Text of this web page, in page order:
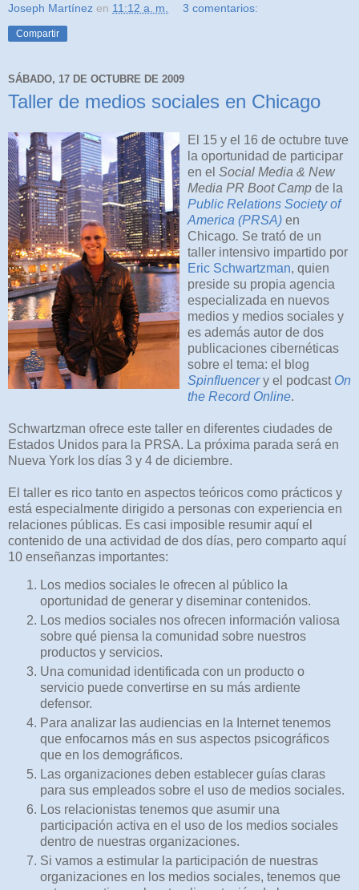
Joseph Martínez en 11:12 a. m. 3 comentarios:
Compartir
SÁBADO, 17 DE OCTUBRE DE 2009
Taller de medios sociales en Chicago
El 15 y el 16 de octubre tuve
la oportunidad de participar
en el Social Media & New
Media PR Boot Camp de la
Public Relations Society of
America (PRSA) en
Chicago. Se trató de un
taller intensivo impartido por
Eric Schwartzman, quien
preside su propia agencia
especializada en nuevos
medios y medios sociales y
es además autor de dos
publicaciones cibernéticas
sobre el tema: el blog
Spinfluencery el podcast On
the Record Online.
Schwartzman ofrece este taller en diferentes ciudades de
Estados Unidos para la PRSA. La próxima parada será en
Nueva York los días 3 y 4 de diciembre.
El taller es rico tanto en aspectos teóricos como prácticos y
está especialmente dirigido a personas con experiencia en
relaciones públicas. Es casi imposible resumir aquí el
contenido de una actividad de dos días, pero comparto aquí
10 enseñanzas importantes:
Los medios sociales le ofrecen al público la
oportunidad de generar y diseminar contenidos.
Los medios sociales nos ofrecen información valiosa
sobre qué piensa la comunidad sobre nuestros
productos y servicios.
Una comunidad identificada con un producto o
servicio puede convertirse en su más ardiente
defensor.
Para analizar las audiencias en la Internet tenemos
que enfocarnos más en sus aspectos psicográficos
que en los demográficos.
Las organizaciones deben establecer guías claras
para sus empleados sobre el uso de medios sociales.
Los relacionistas tenemos que asumir una
participación activa en el uso de los medios sociales
dentro de nuestras organizaciones.
Si vamos a estimular la participación de nuestras
organizaciones en los medios sociales, tenemos que